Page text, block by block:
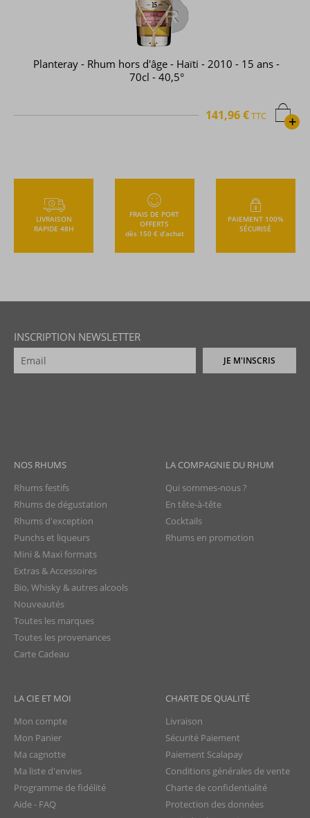
Planteray - Rhum hors d'âge - Haïti - 2010 - 15 ans -
70cl - 40,5°
+
141,96 €TTC
LIVRAISON
RAPIDE 48H
FRAIS DE PORT
OFFERTS
dès 150 € d’achat
PAIEMENT 100%
SÉCURISÉ
INSCRIPTION NEWSLETTER
JE M'INSCRIS
NOS RHUMS
Rhums festifs
Rhums de dégustation
Rhums d'exception
Punchs et liqueurs
Mini & Maxi formats
Extras & Accessoires
Bio, Whisky & autres alcools
Nouveautés
Toutes les marques
Toutes les provenances
Carte Cadeau
LA COMPAGNIE DU RHUM
Qui sommes-nous ?
En tête-à-tête
Cocktails
Rhums en promotion
LA CIE ET MOI
Mon compte
Mon Panier
Ma cagnotte
Ma liste d'envies
Programme de fidélité
Aide - FAQ
CHARTE DE QUALITÉ
Livraison
Sécurité Paiement
Paiement Scalapay
Conditions générales de vente
Charte de confidentialité
Protection des données